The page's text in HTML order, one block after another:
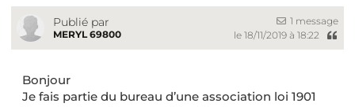
Publié par
MERYL 69800
1 message
le 18/11/2019 à 18:22
Bonjour
Je fais partie du bureau d’une association loi 1901